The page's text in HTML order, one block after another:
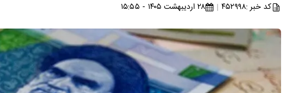
کد خبر :۴۵۲۹۹۸ ۲۸ اردیبهشت ۱۴۰۵ - ۱۵:۵۵